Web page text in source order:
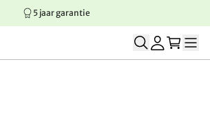
5 jaar garantie